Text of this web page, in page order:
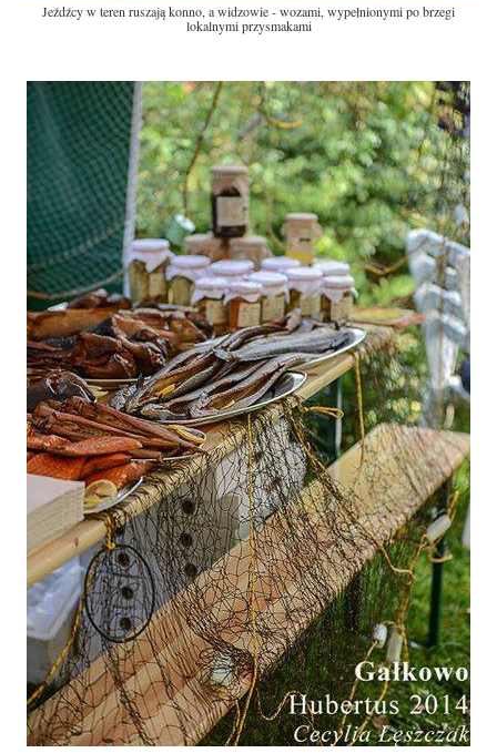
Jeźdźcy w teren ruszają konno, a widzowie - wozami, wypełnionymi po brzegi
lokalnymi przysmakami